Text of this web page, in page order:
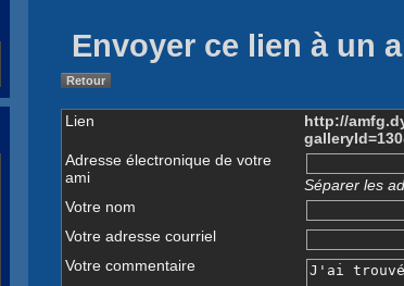
Envoyer ce lien à un
Retour
Lien
http://
Adresse électronique de votre
ami
Séparer les
Votre nom
Votre adresse courriel
Votre commentaire